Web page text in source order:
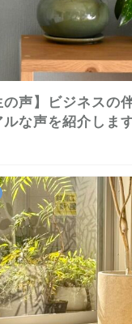
の声】ビジネスの
ルな声を紹介しま